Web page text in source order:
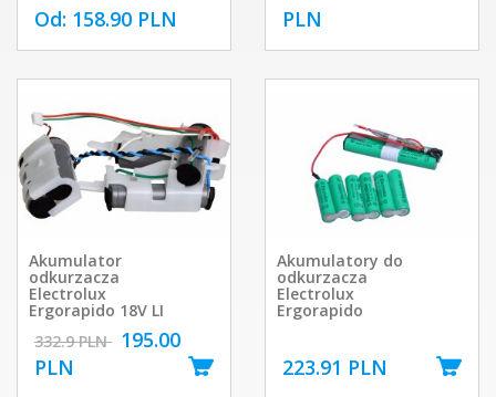
Od: 158.90 PLN
PLN
Akumulator
odkurzacza
Electrolux
Ergorapido 18V LI
332.9 PLN 195.00
PLN
Akumulatory do
odkurzacza
Electrolux
Ergorapido
223.91 PLN